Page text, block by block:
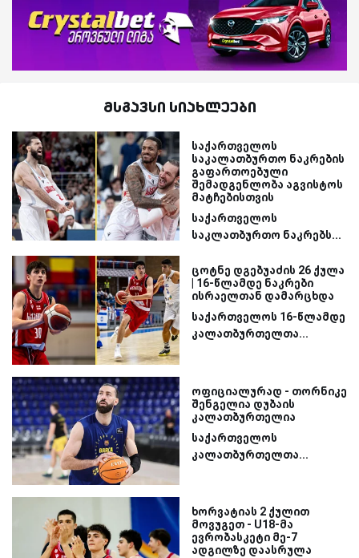
მსგავსი სიახლეები
საქართველოს
საკალათბურთო ნაკრების
გაფართოებული
შემადგენლობა აგვისტოს
მატჩებისთვის
საქართველოს
საკლათბურთო ნაკრებს...
ცოტნე დგებუაძის 26 ქულა
| 16-წლამდე ნაკრები
ისრაელთან დამარცხდა
საქართველოს 16-წლამდე
კალათბურთელთა...
ოფიციალურად - თორნიკე
შენგელია დუბაის
კალათბურთელია
საქართველოს
კალათბურთელთა...
ხორვატიას 2 ქულით
მოვუგეთ - U18-მა
ევრობასკეტი მე-7
ადგილზე დაასრულა